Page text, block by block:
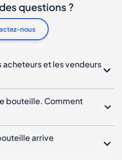
questions ?
nous
et les vendeurs
bouteille. Comment
arrive